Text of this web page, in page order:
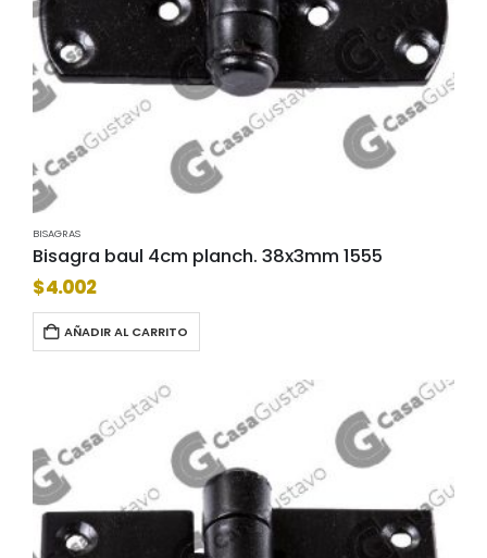
BISAGRAS
Bisagra baul 4cm planch. 38x3mm 1555
$4.002
AÑADIR AL CARRITO